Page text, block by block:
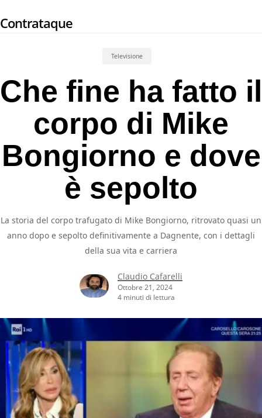
to
Contrataque
Televisione
Che fine ha fatto il
corpo di Mike
Bongiorno e dove
è sepolto
La storia del corpo trafugato di Mike Bongiorno, ritrovato quasi un
anno dopo e sepolto definitivamente a Dagnente, con i dettagli
della sua vita e carriera
Claudio Cafarelli
Ottobre 21, 2024
4 minuti di lettura